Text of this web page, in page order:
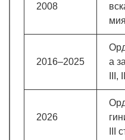
2008
мия
2016–2025
а
III,
2026
III